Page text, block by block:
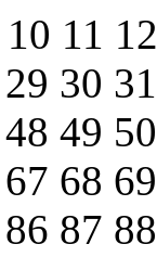
10 11
29 30
48 49
67 68
86 87